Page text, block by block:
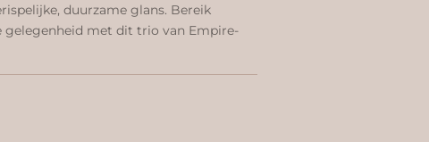
duurzame glans. Bereik
gelegenheid met dit trio van Empire-